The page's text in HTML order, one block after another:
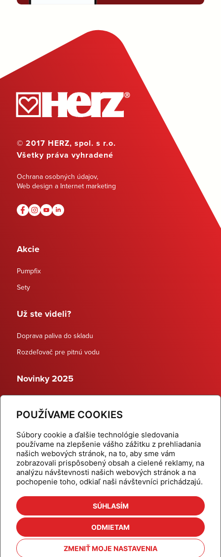
POUŽÍVAME COOKIES
Súbory cookie a ďalšie technológie sledovania
používame na zlepšenie vášho zážitku z prehliadania
našich webových stránok, na to, aby sme vám
zobrazovali prispôsobený obsah a cielené reklamy, na
analýzu návštevnosti našich webových stránok a na
pochopenie toho, odkiaľ naši návštevníci prichádzajú.
SÚHLASÍM
ODMIETAM
ZMENIŤ MOJE NASTAVENIA
© 2017 HERZ, spol. s r.o.
Všetky práva vyhradené
Ochrana osobných údajov,
Web design a Internet marketing
Akcie
Pumpfix
Sety
Už ste videli?
Doprava paliva do skladu
Rozdeľovač pre pitnú vodu
Novinky 2025
Dynamické termostatické ventily
Domov
Produkty
Aktuality
Odber šikovné tipy
Kalkulačky
Cenníky
Na stiahnutie
Referencie
Kontakt